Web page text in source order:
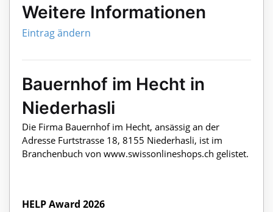
Weitere Informationen
Eintrag ändern
Bauernhof im Hecht in
Niederhasli
Die Firma Bauernhof im Hecht, ansässig an der
Adresse Furtstrasse 18, 8155 Niederhasli, ist im
Branchenbuch von www.swissonlineshops.ch gelistet.
HELP Award 2026